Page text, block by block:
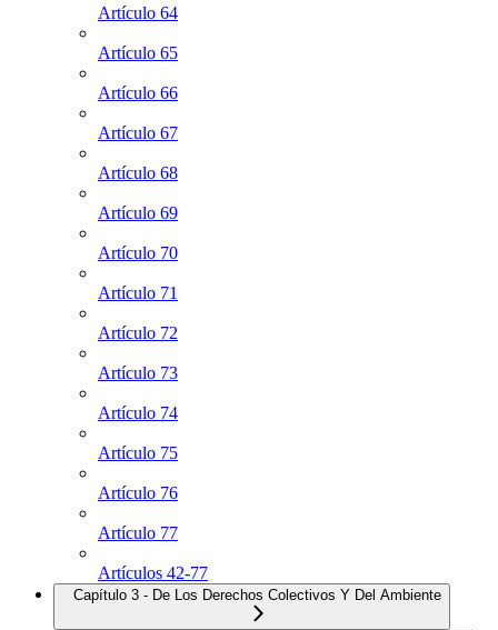
Artículo 64
Artículo 65
Artículo 66
Artículo 67
Artículo 68
Artículo 69
Artículo 70
Artículo 71
Artículo 72
Artículo 73
Artículo 74
Artículo 75
Artículo 76
Artículo 77
Artículos 42-77
Capítulo 3 - De Los Derechos Colectivos Y Del Ambiente